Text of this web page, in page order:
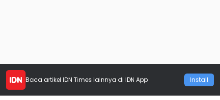
Baca artikel IDN Times lainnya di IDN App Install